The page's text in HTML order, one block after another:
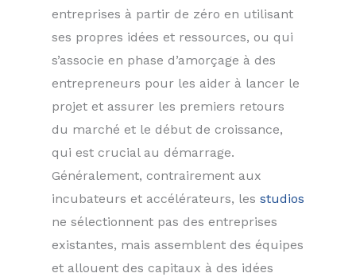
entreprises à partir de zéro en utilisant
ses propres idées et ressources, ou qui
s’associe en phase d’amorçage à des
entrepreneurs pour les aider à lancer le
projet et assurer les premiers retours
du marché et le début de croissance,
qui est crucial au démarrage.
Généralement, contrairement aux
incubateurs et accélérateurs, les studios
ne sélectionnent pas des entreprises
existantes, mais assemblent des équipes
et allouent des capitaux à des idées